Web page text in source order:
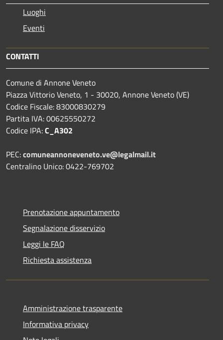
Luoghi
Eventi
CONTATTI
Comune di Annone Veneto
Piazza Vittorio Veneto, 1 - 30020, Annone Veneto (VE)
Codice Fiscale: 83000830279
Partita IVA: 00625550272
Codice IPA:C_A302
PEC:comuneannoneveneto.ve@legalmail.it
Centralino Unico: 0422-769702
Prenotazione appuntamento
Segnalazione disservizio
Leggi le FAQ
Richiesta assistenza
Amministrazione trasparente
Informativa privacy